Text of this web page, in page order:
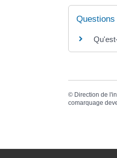
© Direction de
comarquage